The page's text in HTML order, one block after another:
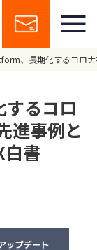
、長期化するコロ
るコロ
進事例と
白書